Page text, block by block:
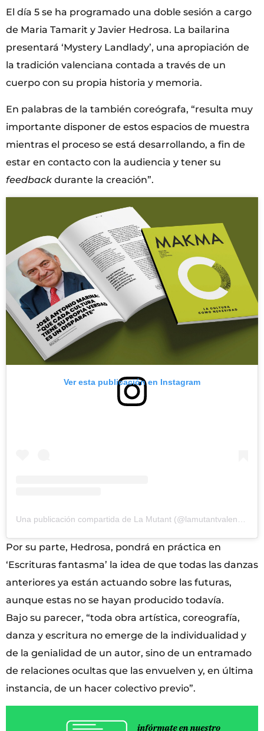
El día 5 se ha programado una doble sesión a cargo
de Maria Tamarit y Javier Hedrosa. La bailarina
presentará ‘Mystery Landlady’, una apropiación de
la tradición valenciana contada a través de un
cuerpo con su propia historia y memoria.
En palabras de la también coreógrafa, “resulta muy
importante disponer de estos espacios de muestra
mientras el proceso se está desarrollando, a fin de
estar en contacto con la audiencia y tener su
feedback durante la creación”.
Ver esta publicación en Instagram
Por su parte, Hedrosa, pondrá en práctica en
‘Escrituras fantasma’ la idea de que todas las danzas
anteriores ya están actuando sobre las futuras,
aunque estas no se hayan producido todavía.
Bajo su parecer, “toda obra artística, coreografía,
danza y escritura no emerge de la individualidad y
de la genialidad de un autor, sino de un entramado
de relaciones ocultas que las envuelven y, en última
instancia, de un hacer colectivo previo”.